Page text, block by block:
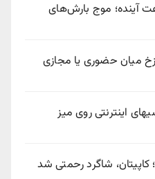
کشور در ۷۲ ساعت آینده؛ موج بارش‌های
میان حضوری یا مجازی
اینترنتی روی میز
کاپیتان، شاگرد رحمتی شد